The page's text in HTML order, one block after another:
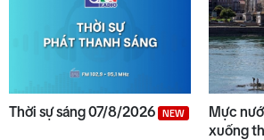
đọng, kéo dài
Trường biên giới
Thời sự sáng 07/8/2026 NEW
Mực
xuống